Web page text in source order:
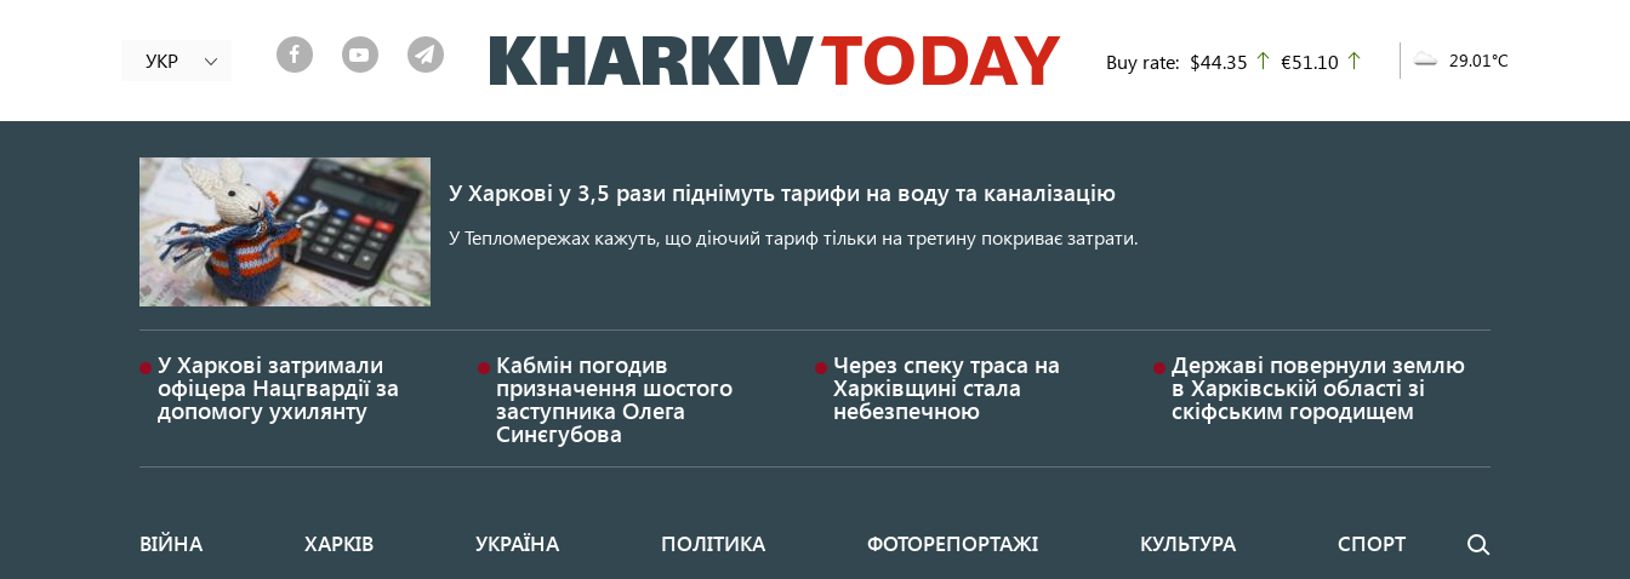
до
основного
УКР Buy rate: $44.35 up
€51.10 29.01°C
У Харкові у 3,5 рази піднімуть тарифи на воду та каналізацію
У Тепломережах кажуть, що діючий тариф тільки на третину покриває затрати.
У Харкові затримали
офіцера Нацгвардії за
допомогу ухилянту
Кабмін погодив
призначення шостого
заступника Олега
Синєгубова
Через спеку траса на
Харківщині стала
небезпечною
Державі повернули землю
в Харківській області зі
скіфським городищем
Основная
ВІЙНА ХАРКІВ УКРАЇНА ПОЛІТИКА ФОТОРЕПОРТАЖІ КУЛЬТУРА СПОРТ Пошук